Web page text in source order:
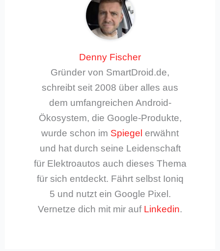
Denny Fischer
Gründer von SmartDroid.de,
schreibt seit 2008 über alles aus
dem umfangreichen Android-
Ökosystem, die Google-Produkte,
wurde schon im Spiegel erwähnt
und hat durch seine Leidenschaft
für Elektroautos auch dieses Thema
für sich entdeckt. Fährt selbst Ioniq
5 und nutzt ein Google Pixel.
Vernetze dich mit mir auf Linkedin.